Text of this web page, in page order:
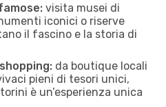
visita musei di
iconici o riserve
il fascino e la storia di
da boutique locali
pieni di tesori unici,
è un’esperienza unica